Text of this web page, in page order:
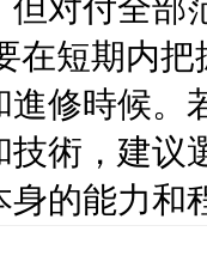
对付全部
在短期内
修時候。
術，建议
的能力和